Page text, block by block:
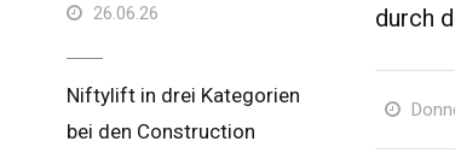
durch
26.06.26
Niftylift in drei Kategorien
bei den Construction